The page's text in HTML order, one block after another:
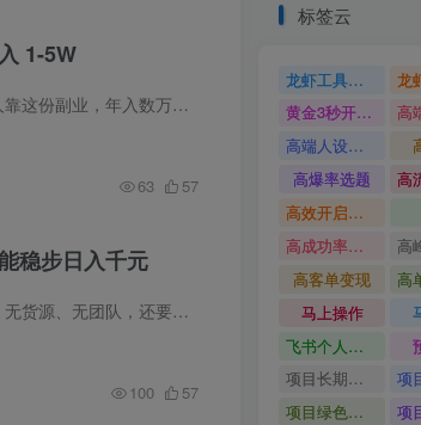
1-5W
虚拟类目副业优势十足，零基础新手也可以入局操作。虽说收益上限不算顶尖，但普通人靠这份副业，年入数万乃至数十万，实际收益已经十分可观。 这类项目基本零投入，利润率普遍超八成，盈利空间...
63 57
稳步日入千元
普通人做网络创业，核心在于聚焦赛道、深耕变现。很多人想做电商，却受限于无资金、无货源、无团队，还要兼顾本职工作，时间零散，单人无从起步。 给大家分享2026
100 57
标签云
龙虾工具完整部署教学图文视频理财多赛道AI变现
黄金3秒开头与标题海报玩法
高端人设搭建积累客户信任
高爆率选题
高效开启跨境賺钱新通道
高成功率爆款全流程打法
高客单变现
马上操作
飞书个人版100G注册教程
项目长期稳定宝妈上班族既能兼职增收
项目绿色长久